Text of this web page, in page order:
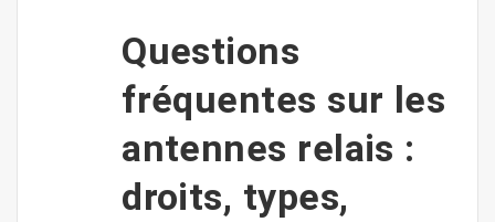
Questions
fréquentes sur les
antennes relais :
droits, types,